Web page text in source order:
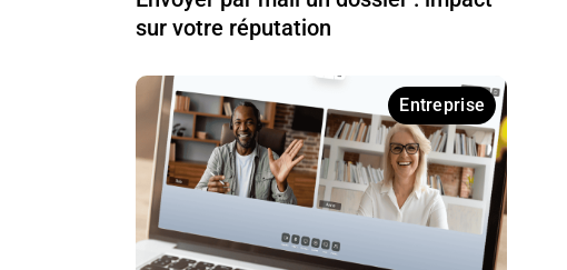
sur votre réputation
Entreprise